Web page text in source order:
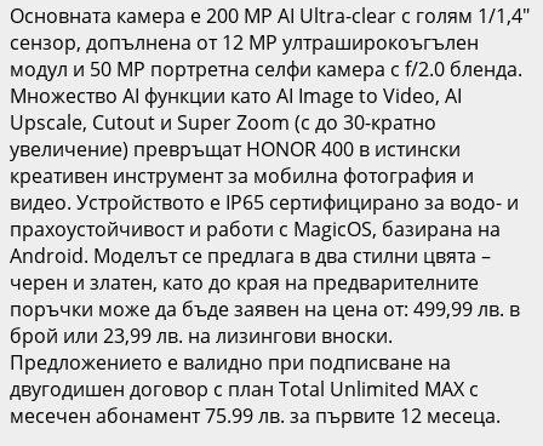
Основната камера е 200 MP AI Ultra-clear с голям 1/1,4″
сензор, допълнена от 12 MP ултраширокоъгълен
модул и 50 MP портретна селфи камера с f/2.0 бленда.
Множество AI функции като AI Image to Video, AI
Upscale, Cutout и Super Zoom (с до 30-кратно
увеличение) превръщат HONOR 400 в истински
креативен инструмент за мобилна фотография и
видео. Устройството е IP65 сертифицирано за водо- и
прахоустойчивост и работи с MagicOS, базирана на
Android. Моделът се предлага в два стилни цвята –
черен и златен, като до края на предварителните
поръчки може да бъде заявен на цена от: 499,99 лв. в
брой или 23,99 лв. на лизингови вноски.
Предложението е валидно при подписване на
двугодишен договор с план Total Unlimited MAX с
месечен абонамент 75.99 лв. за първите 12 месеца.